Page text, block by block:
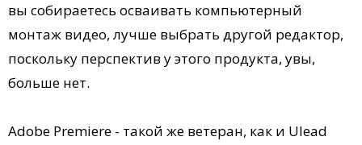
вы собираетесь осваивать компьютерный
монтаж видео, лучше выбрать другой редактор,
поскольку перспектив у этого продукта, увы,
больше нет.
Adobe Premiere - такой же ветеран, как и Ulead